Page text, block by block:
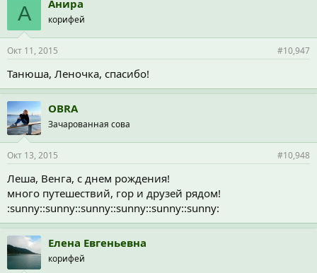
А Анира
корифей
Окт 11, 2015 #10,947
Танюша, Леночка, спасибо!
OBRA
Зачарованная сова
Окт 13, 2015 #10,948
Леша, Венга, с днем рождения!
много путешествий, гор и друзей рядом!
:sunny::sunny::sunny::sunny::sunny::sunny:
Елена Евгеньевна
корифей